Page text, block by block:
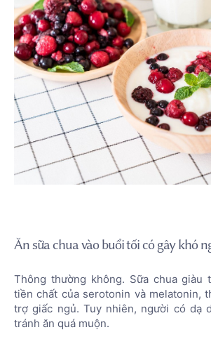
Ăn sữa chua vào buổi tối có gây khó
Thông thường không. Sữa chua giàu
tiền chất của serotonin và melatonin,
trợ giấc ngủ. Tuy nhiên, người có dạ
tránh ăn quá muộn.